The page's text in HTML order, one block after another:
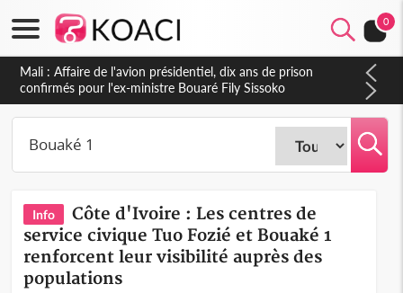
0
Nigeria : Le Togo et le Cameroun principaux acheteurs des
produits de la raffinerie Dangote en juillet
Info
Côte d'Ivoire : Les centres de
service civique Tuo Fozié et Bouaké 1
renforcent leur visibilité auprès des
populations